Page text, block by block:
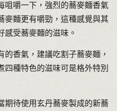
咀嚼一下，強烈的蕎麥麵香氣
麥麵更有嚼勁，這種感覺與其
感受蕎麥麵的滋味。
的香氣，建議吃割子蕎麥麵，
四種特色的滋味可是格外特別
期待使用玄丹蕎麥製成的新蕎